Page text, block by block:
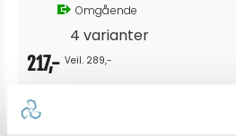
Omgående
4 varianter
217,- Veil. 289,-